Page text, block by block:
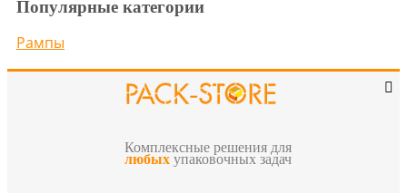
Популярные категории
Рампы
Комплексные решения для
любых упаковочных задач